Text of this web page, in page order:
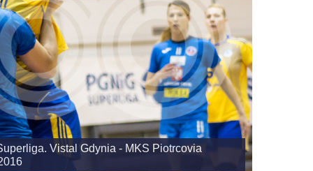
Vistal Gdynia - MKS Piotrcovia